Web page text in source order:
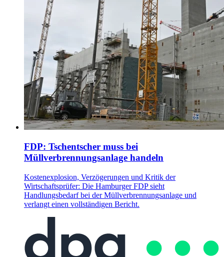
FDP: Tschentscher muss bei
Müllverbrennungsanlage handeln
Kostenexplosion, Verzögerungen und Kritik der
Wirtschaftsprüfer: Die Hamburger FDP sieht
Handlungsbedarf bei der Müllverbrennungsanlage und
verlangt einen vollständigen Bericht.